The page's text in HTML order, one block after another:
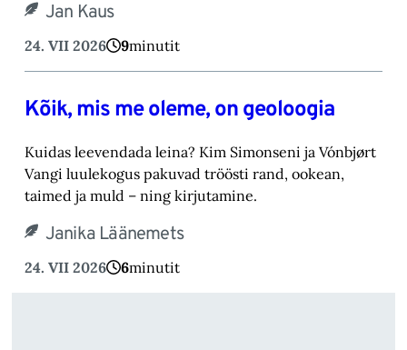
Jan Kaus
24. VII 2026 9minutit
Kõik, mis me oleme, on geoloogia
Kuidas leevendada leina? Kim Simonseni ja Vónbjørt
Vangi luulekogus pakuvad tröösti rand, ookean,
taimed ja muld – ning kirjutamine.
Janika Läänemets
24. VII 2026 6minutit